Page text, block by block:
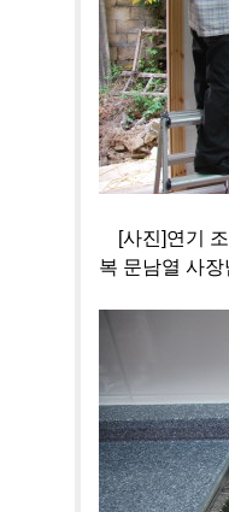
[사진]연기 조
복 문남열 사장